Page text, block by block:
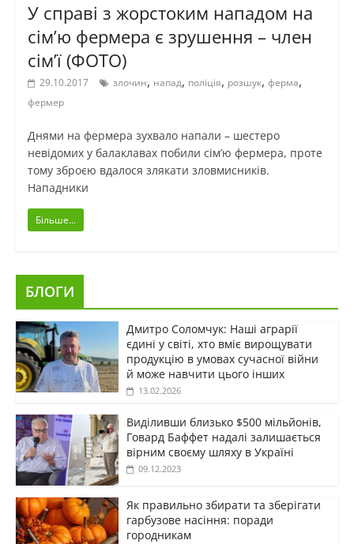
У справі з жорстоким нападом на
сім’ю фермера є зрушення – член
сім’ї (ФОТО)
29.10.2017 злочин, напад, поліція, розшук, ферма,
фермер
Днями на фермера зухвало напали – шестеро
невідомих у балаклавах побили сім’ю фермера, проте
тому зброєю вдалося злякати зловмисників.
Нападники
Більше...
БЛОГИ
Дмитро Соломчук: Наші аграрії
єдині у світі, хто вміє вирощувати
продукцію в умовах сучасної війни
й може навчити цього інших
13.02.2026
Виділивши близько $500 мільйонів,
Говард Баффет надалі залишається
вірним своєму шляху в Україні
09.12.2023
Як правильно збирати та зберігати
гарбузове насіння: поради
городникам